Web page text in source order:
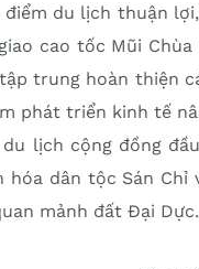
du lịch thuận
cao tốc Mũi
trung hoàn thiện
phát triển kinh tế
lịch cộng đồng
hóa dân tộc Sán Chỉ
mảnh đất Đại Dực.